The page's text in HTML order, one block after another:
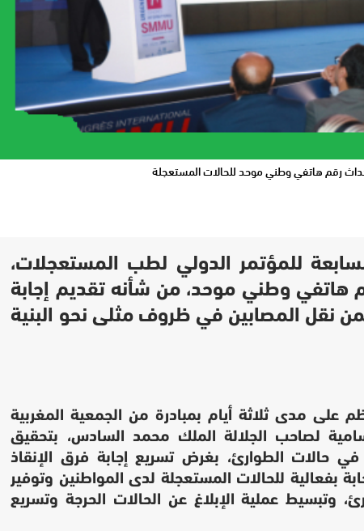
رقم هاتفي وطني موحد للحالات المستعجلة
للمؤتمر الدولي لطب المستعجلات،
هاتفي وطني موحد، من شأنه تقديم إجابة
نقل المصابين في ظروف مثلى نحو البنية
على مدى ثلاثة أيام بمبادرة من الجمعية المغربية
لصاحب الجلالة الملك محمد السادس، بتحقيق
في حالات الطوارئ، بغرض تسريع إجابة فرق الإنقاذ
بفعالية للحالات المستعجلة لدى المواطنين وتوفير
وتبسيط عملية الإبلاغ عن الحالات الحرجة وتسريع